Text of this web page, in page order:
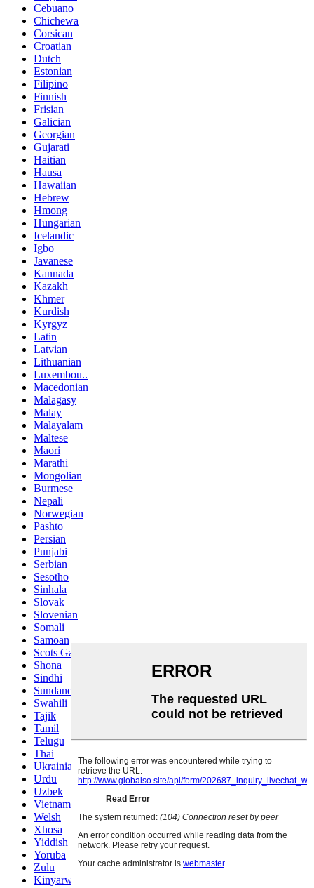
Cebuano
Chichewa
Corsican
Croatian
Dutch
Estonian
Filipino
Finnish
Frisian
Galician
Georgian
Gujarati
Haitian
Hausa
Hawaiian
Hebrew
Hmong
Hungarian
Icelandic
Igbo
Javanese
Kannada
Kazakh
Khmer
Kurdish
Kyrgyz
Latin
Latvian
Lithuanian
Luxembou..
Macedonian
Malagasy
Malay
Malayalam
Maltese
Maori
Marathi
Mongolian
Burmese
Nepali
Norwegian
Pashto
Persian
Punjabi
Serbian
Sesotho
Sinhala
Slovak
Slovenian
Somali
Samoan
Scots Gaelic
Shona
Sindhi
Sundanese
Swahili
Tajik
Tamil
Telugu
Thai
Ukrainian
Urdu
Uzbek
Vietnamese
Welsh
Xhosa
Yiddish
Yoruba
Zulu
Kinyarwanda